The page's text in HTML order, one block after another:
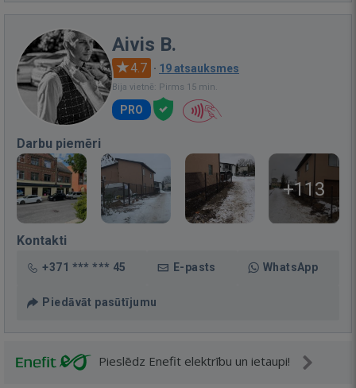
Aivis B.
4.7 · 19 atsauksmes
Bija vietnē: Pirms 15 min.
PRO
Darbu piemēri
+113
Kontakti
+371 *** *** 45 E-pasts WhatsApp
Piedāvāt pasūtījumu
Pieslēdz Enefit elektrību un ietaupi!